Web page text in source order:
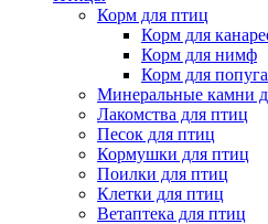
Корм для птиц
Корм для
Корм для нимф
Корм для
Минеральные камни
Лакомства для птиц
Песок для птиц
Кормушки для птиц
Поилки для птиц
Клетки для птиц
Ветаптека для птиц